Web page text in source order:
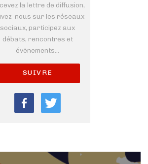
la lettre de diffusion,
nous sur les réseaux
sociaux, participez aux
débats, rencontres et
évènements...
SUIVRE